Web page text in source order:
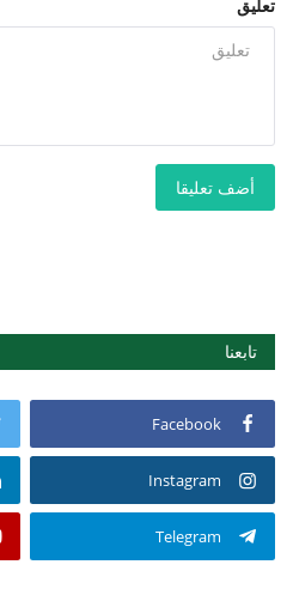
تعليق
أضف تعليقا
تابعنا
Facebook
Instagram
Telegram